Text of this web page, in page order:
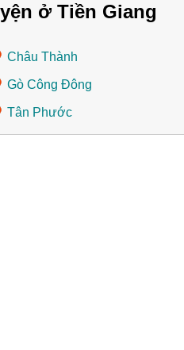
ở Tiền Giang
Châu Thành
Gò Công Đông
Tân Phước